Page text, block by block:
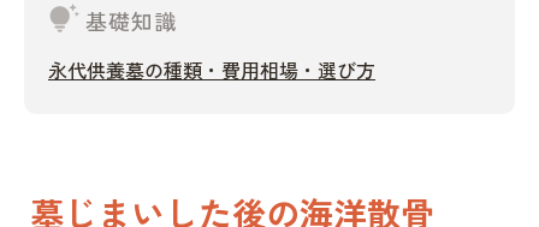
tips_and_updates基礎知識
永代供養墓の種類・費用相場・選び方
墓じまいした後の海洋散骨